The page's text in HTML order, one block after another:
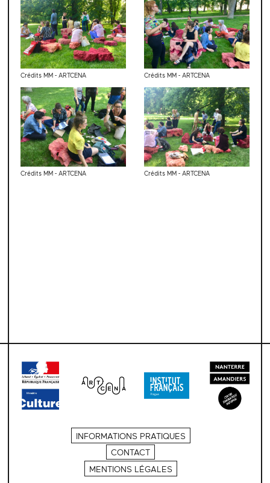
Crédits MM - ARTCENA Crédits MM - ARTCENA
Crédits MM - ARTCENA Crédits MM - ARTCENA
INFORMATIONS PRATIQUES
CONTACT
MENTIONS LÉGALES